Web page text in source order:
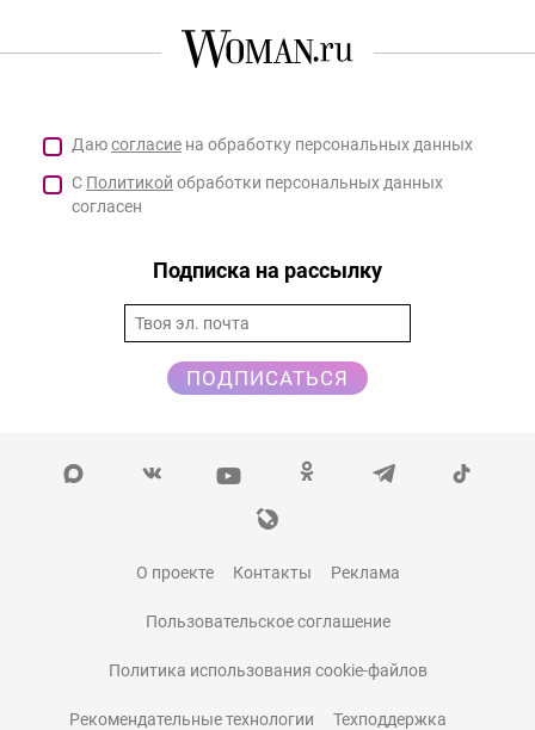
Даюсогласие на обработку персональных данных
С Политикой обработки персональных данных
согласен
Подписка на рассылку
ПОДПИСАТЬСЯ
О проекте Контакты Реклама
Пользовательское соглашение
Политика использования cookie-файлов
Рекомендательные технологии Техподдержка